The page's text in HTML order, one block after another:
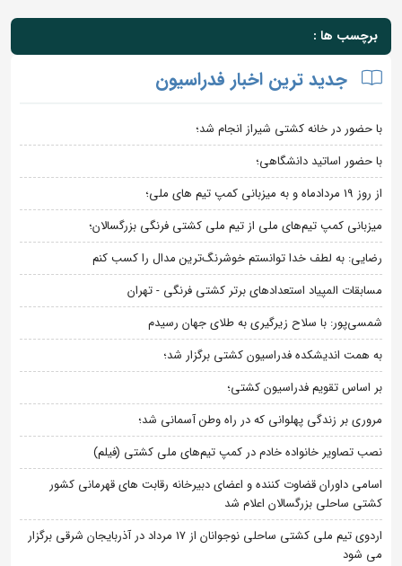
برچسب ها :
جدید ترین اخبار فدراسیون
با حضور در خانه کشتی شیراز انجام شد؛
با حضور اساتید دانشگاهی؛
از روز 19 مردادماه و به میزبانی کمپ تیم های ملی؛
میزبانی کمپ تیم‌های ملی از تیم ملی کشتی فرنگی بزرگسالان؛
رضایی: به لطف خدا توانستم خوشرنگ‌ترین مدال را کسب کنم
مسابقات المپیاد استعدادهای برتر کشتی فرنگی - تهران
شمسی‌پور: با سلاح زیرگیری به طلای جهان رسیدم
به همت اندیشکده فدراسیون کشتی برگزار شد؛
بر اساس تقویم فدراسیون کشتی؛
مروری بر زندگی پهلوانی که در راه وطن آسمانی شد؛
نصب تصاویر خانواده خادم در کمپ تیم‌های ملی کشتی (فیلم)
اسامی داوران قضاوت کننده و اعضای دبیرخانه رقابت های قهرمانی کشور
کشتی ساحلی بزرگسالان اعلام شد
اردوی تیم ملی کشتی ساحلی نوجوانان از 17 مرداد در آذربایجان شرقی برگزار
می شود